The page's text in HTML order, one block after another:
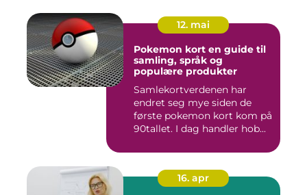
12. mai
Pokemon kort en guide til
samling, språk og
populære produkter
Samlekortverdenen har
endret seg mye siden de
første pokemon kort kom på
90tallet. I dag handler hob...
16. apr